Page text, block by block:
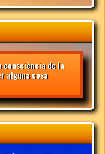
consciència de la
alguna cosa